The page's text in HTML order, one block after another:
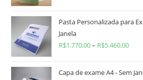
Pasta Personalizada para
Janela
R$1.770,00– R$5.460,00
Capa de exame A4 - Sem